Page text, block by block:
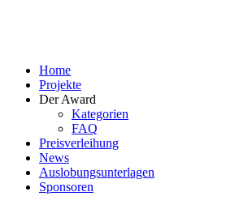
Home
Projekte
Der Award
Kategorien
FAQ
Preisverleihung
News
Auslobungsunterlagen
Sponsoren